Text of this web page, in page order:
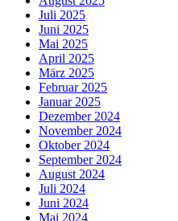
Juli 2025
Juni 2025
Mai 2025
April 2025
März 2025
Februar 2025
Januar 2025
Dezember 2024
November 2024
Oktober 2024
September 2024
August 2024
Juli 2024
Juni 2024
Mai 2024